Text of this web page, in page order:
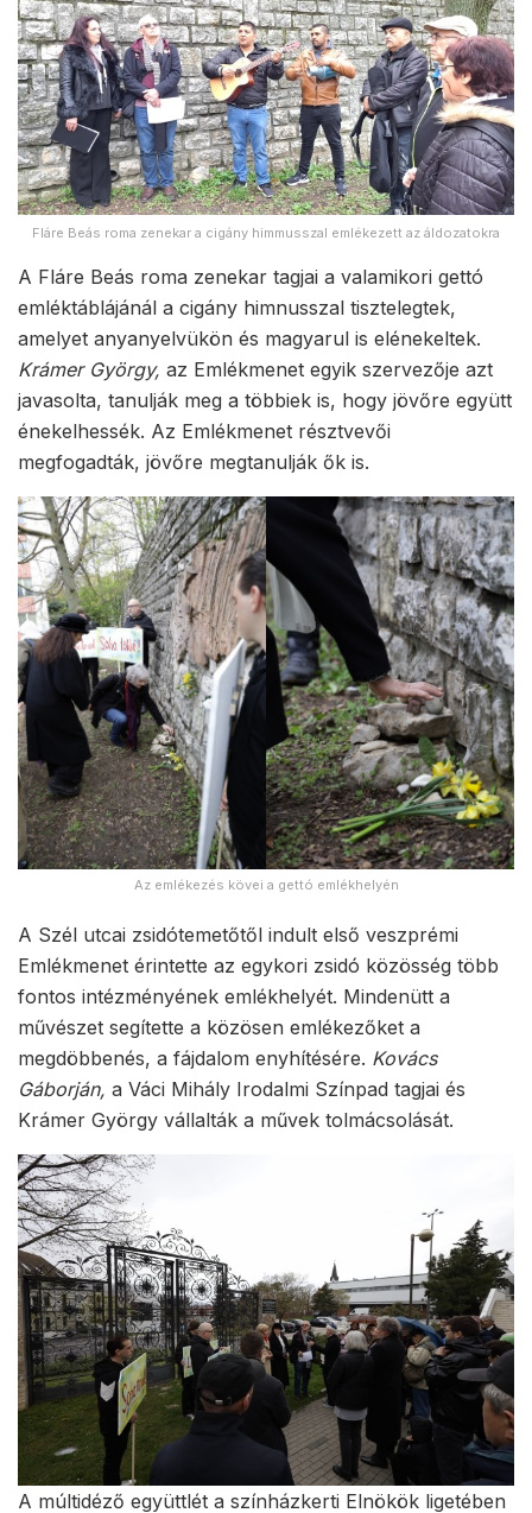
Fláre Beás roma zenekar a cigány himmusszal emlékezett az áldozatokra
A Fláre Beás roma zenekar tagjai a valamikori gettó
emléktáblájánál a cigány himnusszal tisztelegtek,
amelyet anyanyelvükön és magyarul is elénekeltek.
Krámer György, az Emlékmenet egyik szervezője azt
javasolta, tanulják meg a többiek is, hogy jövőre együtt
énekelhessék. Az Emlékmenet résztvevői
megfogadták, jövőre megtanulják ők is.
Az emlékezés kövei a gettó emlékhelyén
A Szél utcai zsidótemetőtől indult első veszprémi
Emlékmenet érintette az egykori zsidó közösség több
fontos intézményének emlékhelyét. Mindenütt a
művészet segítette a közösen emlékezőket a
megdöbbenés, a fájdalom enyhítésére. Kovács
Gáborján, a Váci Mihály Irodalmi Színpad tagjai és
Krámer György vállalták a művek tolmácsolását.
A múltidéző együttlét a színházkerti Elnökök ligetében